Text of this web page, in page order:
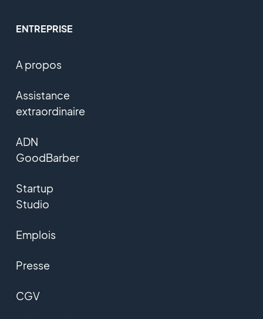
ENTREPRISE
A propos
Assistance
extraordinaire
ADN
GoodBarber
Startup
Studio
Emplois
Presse
CGV